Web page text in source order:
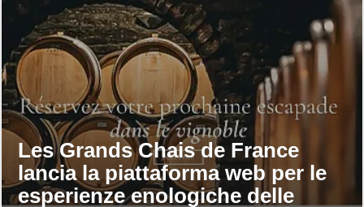
Les Grands Chais de France
lancia la piattaforma web per le
esperienze enologiche delle